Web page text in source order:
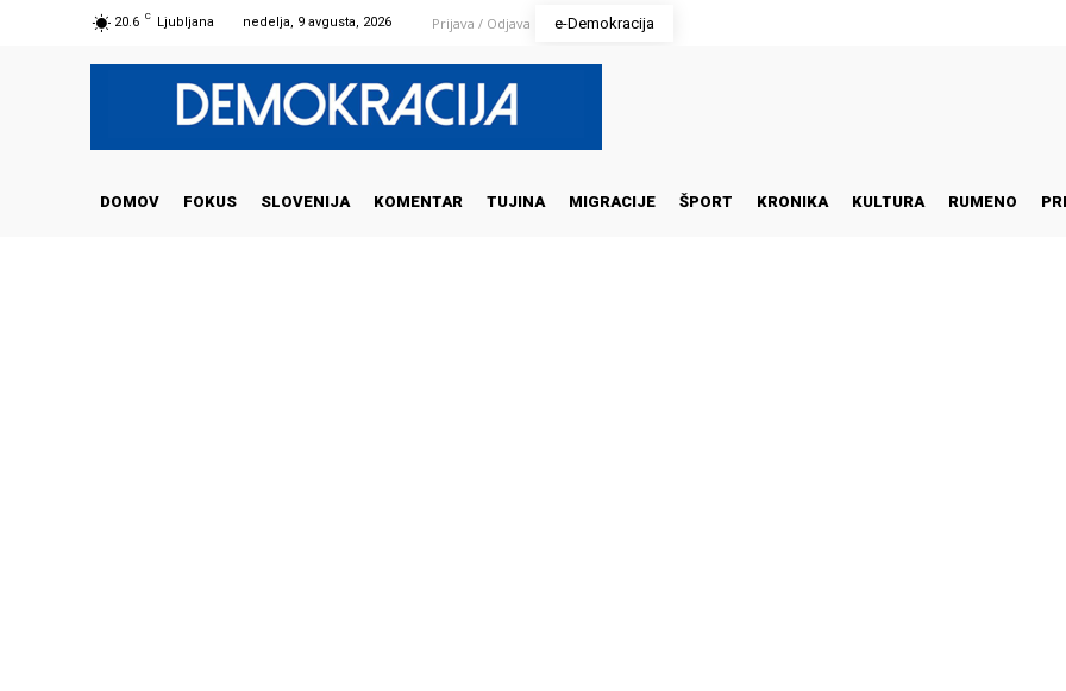
20.6 C Ljubljana nedelja, 9 avgusta, 2026 Prijava / Odjava e-Demokracija
DOMOV FOKUS SLOVENIJA KOMENTAR TUJINA MIGRACIJE ŠPORT KRONIKA KULTURA RUMENO